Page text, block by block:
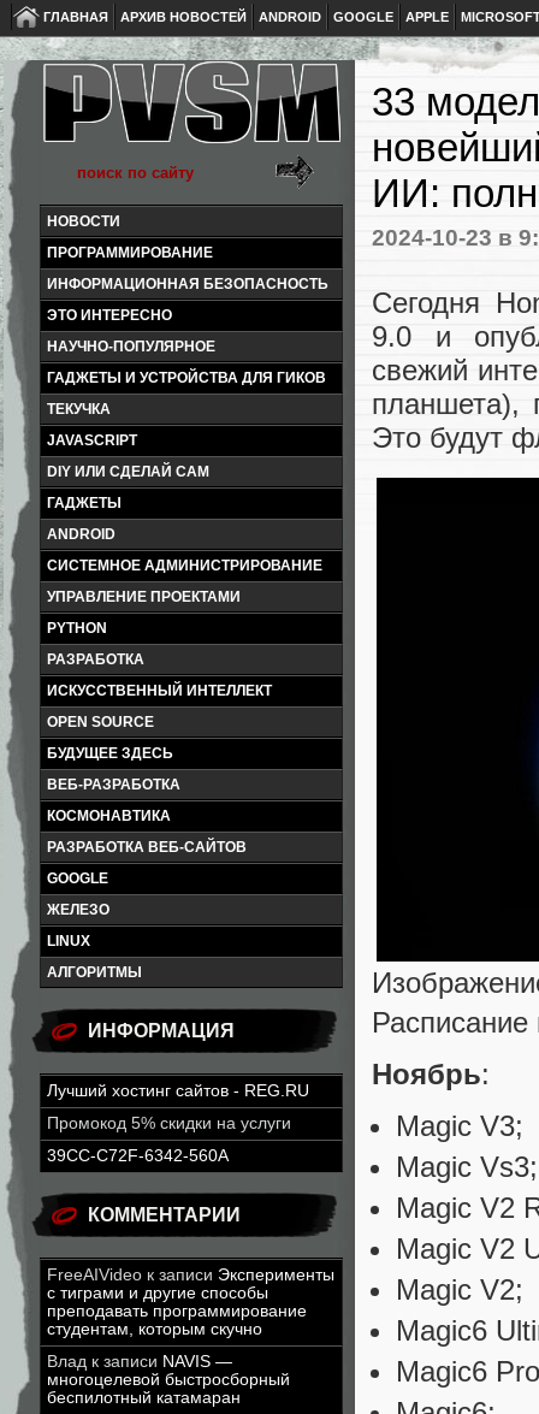
ГЛАВНАЯ АРХИВ НОВОСТЕЙ ANDROID GOOGLE APPLE
НОВОСТИ
ПРОГРАММИРОВАНИЕ
ИНФОРМАЦИОННАЯ БЕЗОПАСНОСТЬ
ЭТО ИНТЕРЕСНО
НАУЧНО-ПОПУЛЯРНОЕ
ГАДЖЕТЫ И УСТРОЙСТВА ДЛЯ ГИКОВ
ТЕКУЧКА
JAVASCRIPT
DIY ИЛИ СДЕЛАЙ САМ
ГАДЖЕТЫ
ANDROID
СИСТЕМНОЕ АДМИНИСТРИРОВАНИЕ
УПРАВЛЕНИЕ ПРОЕКТАМИ
PYTHON
РАЗРАБОТКА
ИСКУССТВЕННЫЙ ИНТЕЛЛЕКТ
OPEN SOURCE
БУДУЩЕЕ ЗДЕСЬ
ВЕБ-РАЗРАБОТКА
КОСМОНАВТИКА
РАЗРАБОТКА ВЕБ-САЙТОВ
GOOGLE
ЖЕЛЕЗО
LINUX
АЛГОРИТМЫ
ИНФОРМАЦИЯ
Лучший хостинг сайтов - REG.RU
Промокод 5% скидки на услуги
39CC-C72F-6342-560A
КОММЕНТАРИИ
FreeAIVideo к записи Эксперименты
с тиграми и другие способы
преподавать программирование
студентам, которым скучно
Влад к записи NAVIS —
многоцелевой быстросборный
беспилотный катамаран
33
ИИ:
2024-10-23 в
Сегодня
9.0 и
свежий
планшета),
Это будут
Ноябрь:
Magic V3;
Magic Vs3;
Magic V2
Magic V2
Magic V2;
Magic6
Magic6